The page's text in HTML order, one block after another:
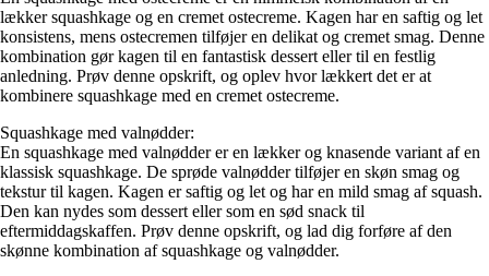
lækker squashkage og en cremet ostecreme. Kagen har en saftig og let
konsistens, mens ostecremen tilføjer en delikat og cremet smag. Denne
kombination gør kagen til en fantastisk dessert eller til en festlig
anledning. Prøv denne opskrift, og oplev hvor lækkert det er at
kombinere squashkage med en cremet ostecreme.
Squashkage med valnødder:
En squashkage med valnødder er en lækker og knasende variant af en
klassisk squashkage. De sprøde valnødder tilføjer en skøn smag og
tekstur til kagen. Kagen er saftig og let og har en mild smag af squash.
Den kan nydes som dessert eller som en sød snack til
eftermiddagskaffen. Prøv denne opskrift, og lad dig forføre af den
skønne kombination af squashkage og valnødder.